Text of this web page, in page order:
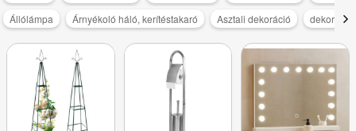
Állólámpa Árnyékoló háló, kerítéstakaró Asztali dekoráció dekoráció